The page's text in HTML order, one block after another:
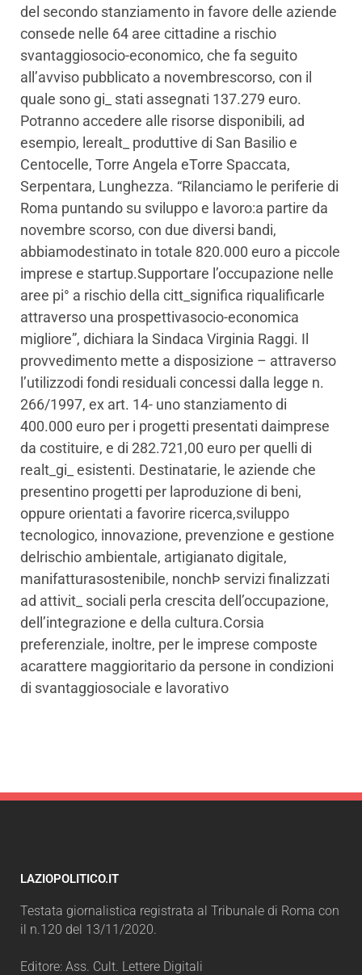
del secondo stanziamento in favore delle aziende
consede nelle 64 aree cittadine a rischio
svantaggiosocio-economico, che fa seguito
all’avviso pubblicato a novembrescorso, con il
quale sono gi_ stati assegnati 137.279 euro.
Potranno accedere alle risorse disponibili, ad
esempio, lerealt_ produttive di San Basilio e
Centocelle, Torre Angela eTorre Spaccata,
Serpentara, Lunghezza. “Rilanciamo le periferie di
Roma puntando su sviluppo e lavoro:a partire da
novembre scorso, con due diversi bandi,
abbiamodestinato in totale 820.000 euro a piccole
imprese e startup.Supportare l’occupazione nelle
aree pi° a rischio della citt_significa riqualificarle
attraverso una prospettivasocio-economica
migliore”, dichiara la Sindaca Virginia Raggi. Il
provvedimento mette a disposizione – attraverso
l’utilizzodi fondi residuali concessi dalla legge n.
266/1997, ex art. 14- uno stanziamento di
400.000 euro per i progetti presentati daimprese
da costituire, e di 282.721,00 euro per quelli di
realt_gi_ esistenti. Destinatarie, le aziende che
presentino progetti per laproduzione di beni,
oppure orientati a favorire ricerca,sviluppo
tecnologico, innovazione, prevenzione e gestione
delrischio ambientale, artigianato digitale,
manifatturasostenibile, nonchÞ servizi finalizzati
ad attivit_ sociali perla crescita dell’occupazione,
dell’integrazione e della cultura.Corsia
preferenziale, inoltre, per le imprese composte
acarattere maggioritario da persone in condizioni
di svantaggiosociale e lavorativo
LAZIOPOLITICO.IT
Testata giornalistica registrata al Tribunale di Roma con
il n.120 del 13/11/2020.
Editore: Ass. Cult. Lettere Digitali